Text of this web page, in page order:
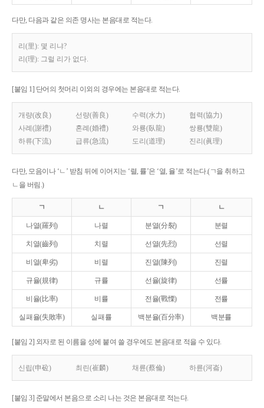
다만, 다음과 같은 의존 명사는 본음대로 적는다.
리(里): 몇 리냐?
리(理): 그럴 리가 없다.
[붙임 1] 단어의 첫머리 이외의 경우에는 본음대로 적는다.
개량(改良) 선량(善良) 수력(水力)
협력(協力)
사례(謝禮)
혼례(婚禮) 와룡(臥龍)
쌍룡(雙龍)
하류(下流)
급류(急流) 도리(道理) 진리(眞理)
다만, 모음이나 ‘ㄴ’ 받침 뒤에 이어지는 ‘렬, 률’은 ‘열, 율’로 적는다.(ㄱ을 취하고
ㄴ을 버림.)
ㄱ ㄴ ㄱ ㄴ
나열(羅列) 나렬 분열(分裂) 분렬
치열(齒列) 치렬 선열(先烈) 선렬
비열(卑劣) 비렬 진열(陳列) 진렬
규율(規律) 규률 선율(旋律) 선률
비율(比率) 비률 전율(戰慄) 전률
실패율(失敗率) 실패률 백분율(百分率) 백분률
[붙임 2] 외자로 된 이름을 성에 붙여 쓸 경우에도 본음대로 적을 수 있다.
신립(申砬) 최린(崔麟) 채륜(蔡倫) 하륜(河崙)
[붙임 3] 준말에서 본음으로 소리 나는 것은 본음대로 적는다.